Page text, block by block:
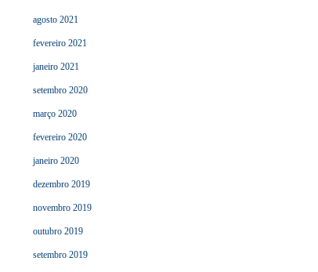
agosto 2021
fevereiro 2021
janeiro 2021
setembro 2020
março 2020
fevereiro 2020
janeiro 2020
dezembro 2019
novembro 2019
outubro 2019
setembro 2019